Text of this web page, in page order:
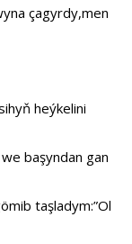
çagyrdy,men
heýkelini
başyndan gan
taşladym:”Ol